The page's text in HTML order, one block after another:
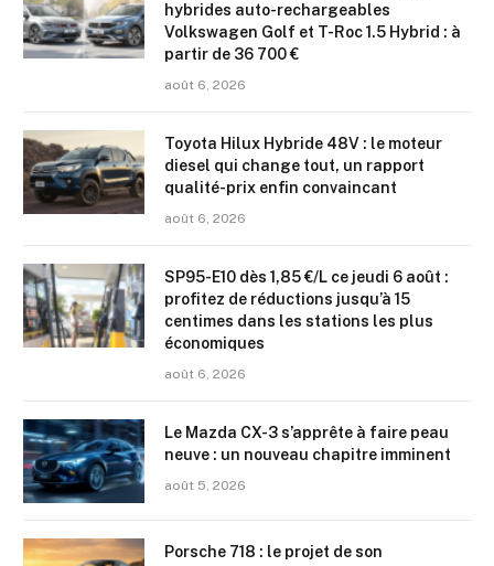
hybrides auto-rechargeables
Volkswagen Golf et T-Roc 1.5 Hybrid : à
partir de 36 700 €
août 6, 2026
Toyota Hilux Hybride 48V : le moteur
diesel qui change tout, un rapport
qualité-prix enfin convaincant
août 6, 2026
SP95-E10 dès 1,85 €/L ce jeudi 6 août :
profitez de réductions jusqu’à 15
centimes dans les stations les plus
économiques
août 6, 2026
Le Mazda CX-3 s’apprête à faire peau
neuve : un nouveau chapitre imminent
août 5, 2026
Porsche 718 : le projet de son